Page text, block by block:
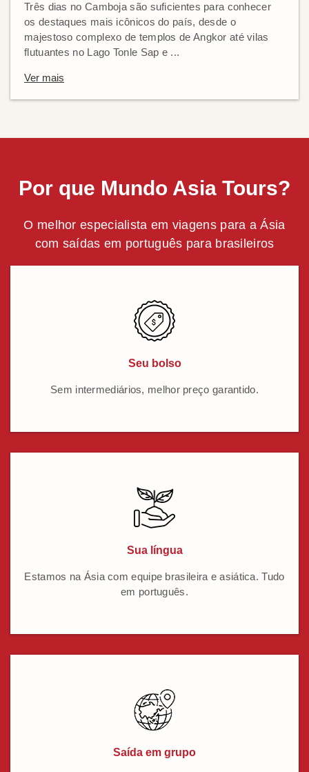
Três dias no Camboja são suficientes para conhecer
os destaques mais icônicos do país, desde o
majestoso complexo de templos de Angkor até vilas
flutuantes no Lago Tonle Sap e ...
Ver mais
Por que Mundo Asia Tours?
O melhor especialista em viagens para a Ásia
com saídas em português para brasileiros
Seu bolso
Sem intermediários, melhor preço garantido.
Sua língua
Estamos na Ásia com equipe brasileira e asiática. Tudo
em português.
Saída em grupo